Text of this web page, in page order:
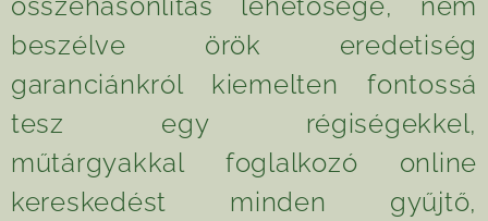
beszélve örök eredetiség
garanciánkról kiemelten fontossá
tesz egy régiségekkel,
műtárgyakkal foglalkozó online
kereskedést minden gyűjtő,